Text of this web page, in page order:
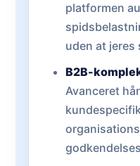
platformen
uden at jeres
B2B-
Avanceret